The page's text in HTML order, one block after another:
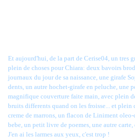
Et aujourd'hui, de la part de Cerise04, un tres
plein de choses pour Chiara: deux bavoirs
journaux du jour de sa naissance, une girafe
dents, un autre hochet-girafe en peluche, une
magnifique couverture faite main, avec plein
bruits differents quand on les froisse... et plein
creme de marrons, un flacon de Liniment oleo-
bebe, un petit livre de poemes, une autre carte,
J'en ai les larmes aux yeux, c'est trop !